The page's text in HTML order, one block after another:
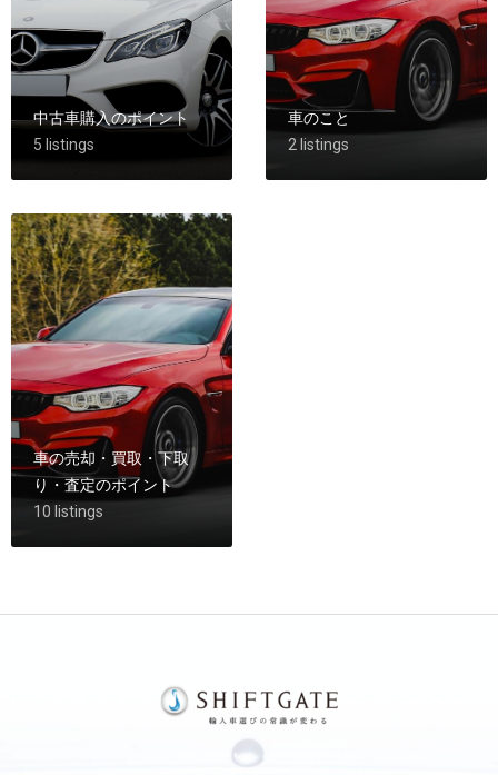
中古車購入のポイント
5 listings
車のこと
2 listings
車の売却・買取・下取
り・査定のポイント
10 listings